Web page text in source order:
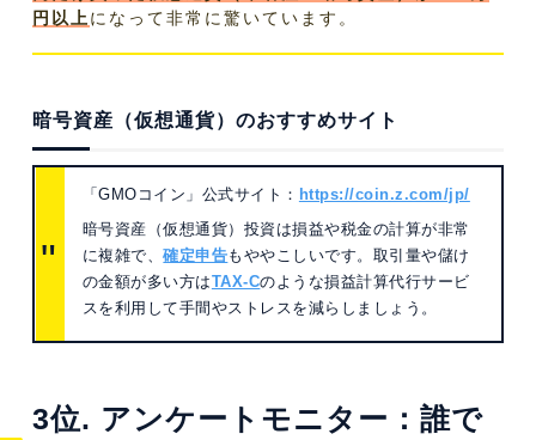
円以上 になって非常に驚いています。
暗号資産（仮想通貨）のおすすめサイト
「GMOコイン」公式サイト： https://coin.z.com/jp/
暗号資産（仮想通貨）投資は損益や税金の計算が非常
に複雑で、確定申告もややこしいです。取引量や儲け
の金額が多い方はTAX-Cのような損益計算代行サービ
スを利用して手間やストレスを減らしましょう。
3位. アンケートモニター：誰で